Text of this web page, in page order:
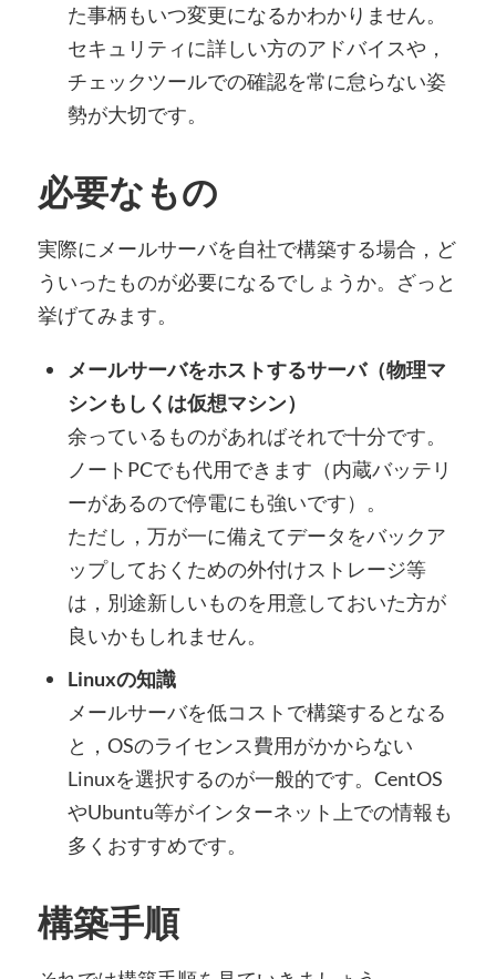
た事柄もいつ変更になるかわかりません。
セキュリティに詳しい方のアドバイスや，
チェックツールでの確認を常に怠らない姿
勢が大切です。
必要なもの
実際にメールサーバを自社で構築する場合，ど
ういったものが必要になるでしょうか。ざっと
挙げてみます。
メールサーバをホストするサーバ（物理マ
シンもしくは仮想マシン）
余っているものがあればそれで十分です。
ノートPCでも代用できます（内蔵バッテリ
ーがあるので停電にも強いです）。
ただし，万が一に備えてデータをバックア
ップしておくための外付けストレージ等
は，別途新しいものを用意しておいた方が
良いかもしれません。
Linuxの知識
メールサーバを低コストで構築するとなる
と，OSのライセンス費用がかからない
Linuxを選択するのが一般的です。CentOS
やUbuntu等がインターネット上での情報も
多くおすすめです。
構築手順